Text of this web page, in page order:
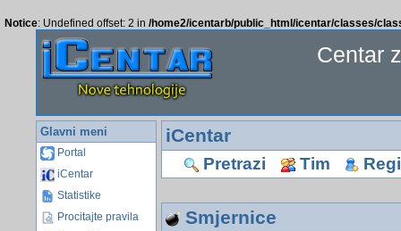
Notice: Undefined offset: 2 in /home2/icentarb/public_html/icentar/classes/
Centar
Glavni meni
Portal
iCentar
Statistike
Procitajte pravila
iCentar
Pretrazi Tim
Smjernice